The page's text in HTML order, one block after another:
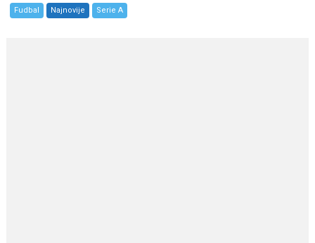
Fudbal Najnovije Serie A